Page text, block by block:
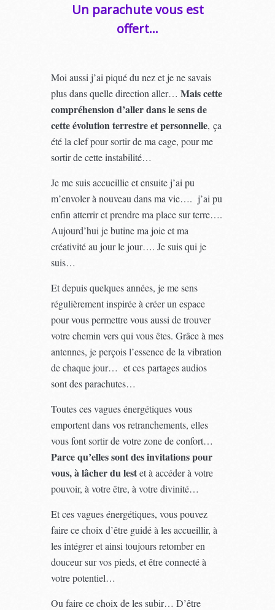
Un parachute vous est
offert…
Moi aussi j’ai piqué du nez et je ne savais
plus dans quelle direction aller… Mais cette
compréhension d’aller dans le sens de
cette évolution terrestre et personnelle, ça
été la clef pour sortir de ma cage, pour me
sortir de cette instabilité…
Je me suis accueillie et ensuite j’ai pu
m’envoler à nouveau dans ma vie…. j’ai pu
enfin atterrir et prendre ma place sur terre….
Aujourd’hui je butine ma joie et ma
créativité au jour le jour…. Je suis qui je
suis…
Et depuis quelques années, je me sens
régulièrement inspirée à créer un espace
pour vous permettre vous aussi de trouver
votre chemin vers qui vous êtes. Grâce à mes
antennes, je perçois l’essence de la vibration
de chaque jour… et ces partages audios
sont des parachutes…
Toutes ces vagues énergétiques vous
emportent dans vos retranchements, elles
vous font sortir de votre zone de confort…
Parce qu’elles sont des invitations pour
vous, à lâcher du lestet à accéder à votre
pouvoir, à votre être, à votre divinité…
Et ces vagues énergétiques, vous pouvez
faire ce choix d’être guidé à les accueillir, à
les intégrer et ainsi toujours retomber en
douceur sur vos pieds, et être connecté à
votre potentiel…
Ou faire ce choix de les subir… D’être